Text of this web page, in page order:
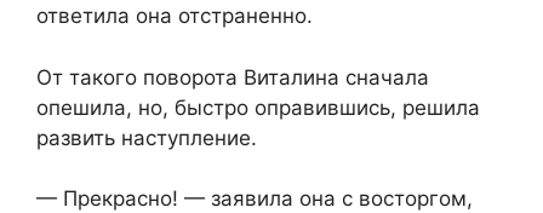
ответила она отстраненно.
От такого поворота Виталина сначала
опешила, но, быстро оправившись, решила
развить наступление.
— Прекрасно! — заявила она с восторгом,